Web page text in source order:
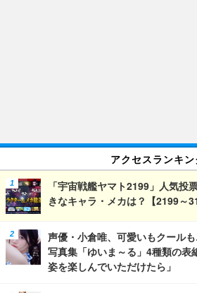
アクセスランキン
「宇宙戦艦ヤマト2199」人気投
きなキャラ・メカは？【2199～
声優・小倉唯、可愛いもクール
写真集「ゆいま～る」4種類の表
姿を楽しんでいただけたら」